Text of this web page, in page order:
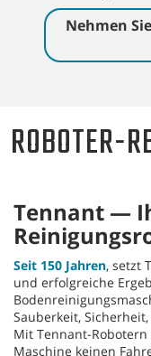
Nehmen
ROBOTER-
Tennant —
Seit 150 Jahren, setzt
und erfolgreiche
Sauberkeit,
Mit Tennant-
Maschine keinen